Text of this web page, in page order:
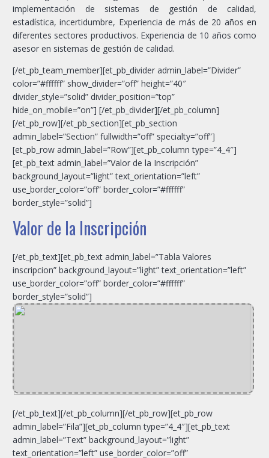
implementación de sistemas de gestión de calidad,
estadística, incertidumbre, Experiencia de más de 20 años en
diferentes sectores productivos. Experiencia de 10 años como
asesor en sistemas de gestión de calidad.
[/et_pb_team_member][et_pb_divider admin_label=”Divider”
color=”#ffffff” show_divider=”off” height=”40″
divider_style=”solid” divider_position=”top”
hide_on_mobile=”on”] [/et_pb_divider][/et_pb_column]
[/et_pb_row][/et_pb_section][et_pb_section
admin_label=”Section” fullwidth=”off” specialty=”off”]
[et_pb_row admin_label=”Row”][et_pb_column type=”4_4″]
[et_pb_text admin_label=”Valor de la Inscripción”
background_layout=”light” text_orientation=”left”
use_border_color=”off” border_color=”#ffffff”
border_style=”solid”]
Valor de la Inscripción
[/et_pb_text][et_pb_text admin_label=”Tabla Valores
inscripcion” background_layout=”light” text_orientation=”left”
use_border_color=”off” border_color=”#ffffff”
border_style=”solid”]
[/et_pb_text][/et_pb_column][/et_pb_row][et_pb_row
admin_label=”Fila”][et_pb_column type=”4_4″][et_pb_text
admin_label=”Text” background_layout=”light”
text_orientation=”left” use_border_color=”off”